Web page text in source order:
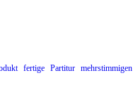
fertige Partitur mehrstimmigen